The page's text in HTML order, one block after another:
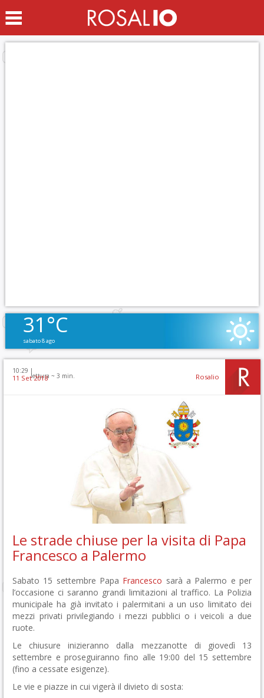
31°C
sabato 8 ago
10:29 |
lettura ~ 3 min.
11 Set 2018 Rosalio
Le strade chiuse per la visita di Papa
Francesco a Palermo
Sabato 15 settembre Papa Francesco sarà a Palermo e per
l’occasione ci saranno grandi limitazioni al traffico. La Polizia
municipale ha già invitato i palermitani a un uso limitato dei
mezzi privati privilegiando i mezzi pubblici o i veicoli a due
ruote.
Le chiusure inizieranno dalla mezzanotte di giovedì 13
settembre e proseguiranno fino alle 19:00 del 15 settembre
(fino a cessate esigenze).
Le vie e piazze in cui vigerà il divieto di sosta: